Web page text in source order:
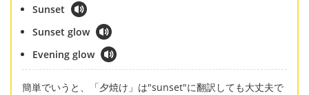
Sunset
Sunset glow
Evening glow
簡単でいうと、「夕焼け」は"sunset"に翻訳しても大丈夫で